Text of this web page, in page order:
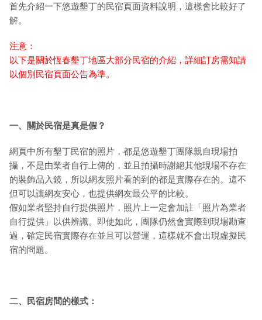
首先介紹一下悠遊墾丁的民宿頁面資料說明，這樣會比較好了
解。
注意：
以下是關於恆春墾丁地區大部分民宿的介紹，詳細訂房需知請
以個別民宿頁面公告為準。
一、關於民宿是真是假？
網頁中所有墾丁民宿的照片，都是悠遊墾丁團隊親自現場拍
攝，不是由業者自行上傳的，並且拍攝時謝絕其他現場不存在
的裝飾品入鏡，所以網友照片看的到的都是實際存在的。這不
但可以讓網友安心，也提供網友最公平的比較。
假如業者堅持自行提供照片，照片上一定會加註「照片為業者
自行提供」以供辨識。即使如此，團隊仍然會實際到現場勘查
過，確定民宿實際存在並且可以營運，這樣就不會出現虛擬民
宿的問題。
二、民宿房間的樣式：